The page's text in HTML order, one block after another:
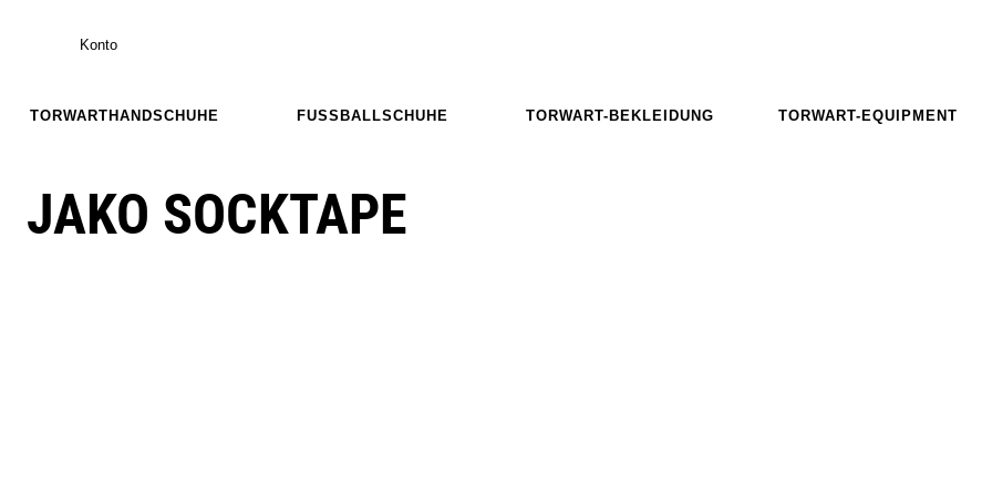
Konto
TORWARTHANDSCHUHE FUSSBALLSCHUHE TORWART-BEKLEIDUNG TORWART-EQUIPMENT
JAKO SOCKTAPE